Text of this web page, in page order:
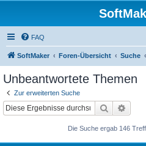
FAQ
SoftMaker Foren-Übersicht Suche
Unbeantwortete Themen
Zur erweiterten Suche
Suche
Die Suche ergab 146